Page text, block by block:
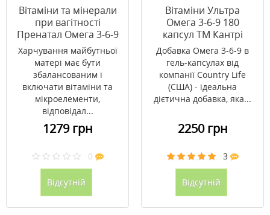
Вітаміни та мінерали
при вагітності
Пренатал Омега 3-6-9
90 капсул ТМ Кантрі
Лайф / Country Life
Харчування майбутньої
матері має бути
збалансованим і
включати вітаміни та
мікроелементи,
відповідал...
1279 грн
0
Відсутній
Вітаміни Ультра
Омега 3-6-9 180
капсул ТМ Кантрі
Лайф / Country Life
Добавка Омега 3-6-9 в
гель-капсулах від
компанії Country Life
(США) - ідеальна
дієтична добавка, яка...
2250 грн
3
Відсутній